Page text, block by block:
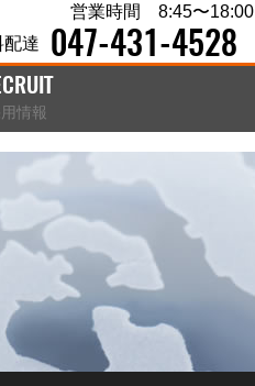
営業時間 8:45〜18:00
配達 047-431-4528
情報